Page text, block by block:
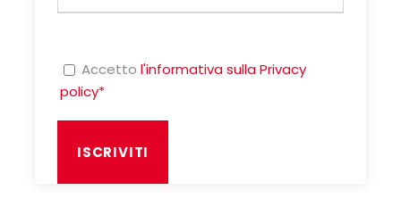
Accetto l'informativa sulla Privacy
policy*